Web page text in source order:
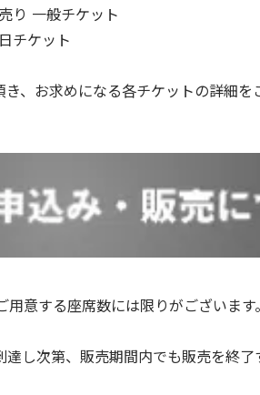
り 一般チケット
チケット
き、お求めになる各チケットの詳細
意する座席数には限りがございま
し次第、販売期間内でも販売を終